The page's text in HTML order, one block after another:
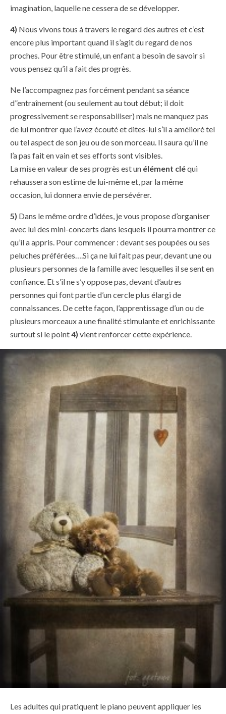
imagination, laquelle ne cessera de se développer.
4) Nous vivons tous à travers le regard des autres et c’est
encore plus important quand il s’agit du regard de nos
proches. Pour être stimulé, un enfant a besoin de savoir si
vous pensez qu’il a fait des progrès.
Ne l’accompagnez pas forcément pendant sa séance
d”entraînement (ou seulement au tout début; il doit
progressivement se responsabiliser) mais ne manquez pas
de lui montrer que l’avez écouté et dites-lui s’il a amélioré tel
ou tel aspect de son jeu ou de son morceau. Il saura qu’il ne
l’a pas fait en vain et ses efforts sont visibles.
La mise en valeur de ses progrès est un élément cléqui
rehaussera son estime de lui-même et, par la même
occasion, lui donnera envie de persévérer.
5) Dans le même ordre d’idées, je vous propose d’organiser
avec lui des mini-concerts dans lesquels il pourra montrer ce
qu’il a appris. Pour commencer : devant ses poupées ou ses
peluches préférées….Si ça ne lui fait pas peur, devant une ou
plusieurs personnes de la famille avec lesquelles il se sent en
confiance. Et s’il ne s’y oppose pas, devant d’autres
personnes qui font partie d’un cercle plus élargi de
connaissances. De cette façon, l’apprentissage d’un ou de
plusieurs morceaux a une finalité stimulante et enrichissante
surtout si le point4) vient renforcer cette expérience.
Les adultes qui pratiquent le piano peuvent appliquer les